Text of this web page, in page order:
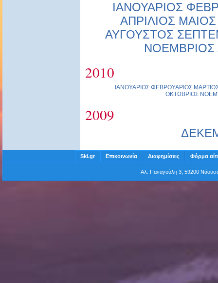
ΙΑΝΟΥΑΡΙΟΣ
ΑΠΡΙΛΙΟΣ ΜΑΙΟΣ
ΑΥΓΟΥΣΤΟΣ
ΝΟΕΜΒΡΙΟΣ
2010
ΙΑΝΟΥΑΡΙΟΣ ΦΕΒΡΟΥΑΡΙΟΣ
ΟΚΤΩΒΡΙΟΣ
2009
Ski.gr Επικοινωνία Διαφημίσεις Φόρμα
Αλ. Παναγούλη 3, 59200